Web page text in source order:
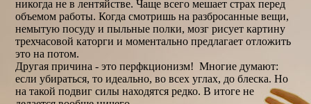
никогда не в лентяйстве. Чаще всего мешает страх перед
объемом работы. Когда смотришь на разбросанные вещи,
немытую посуду и пыльные полки, мозг рисует картину
трехчасовой каторги и моментально предлагает отложить
это на потом.
Другая причина - это перфкционизм! Многие думают:
если убираться, то идеально, во всех углах, до блеска. Но
на такой подвиг силы находятся редко. В итоге не